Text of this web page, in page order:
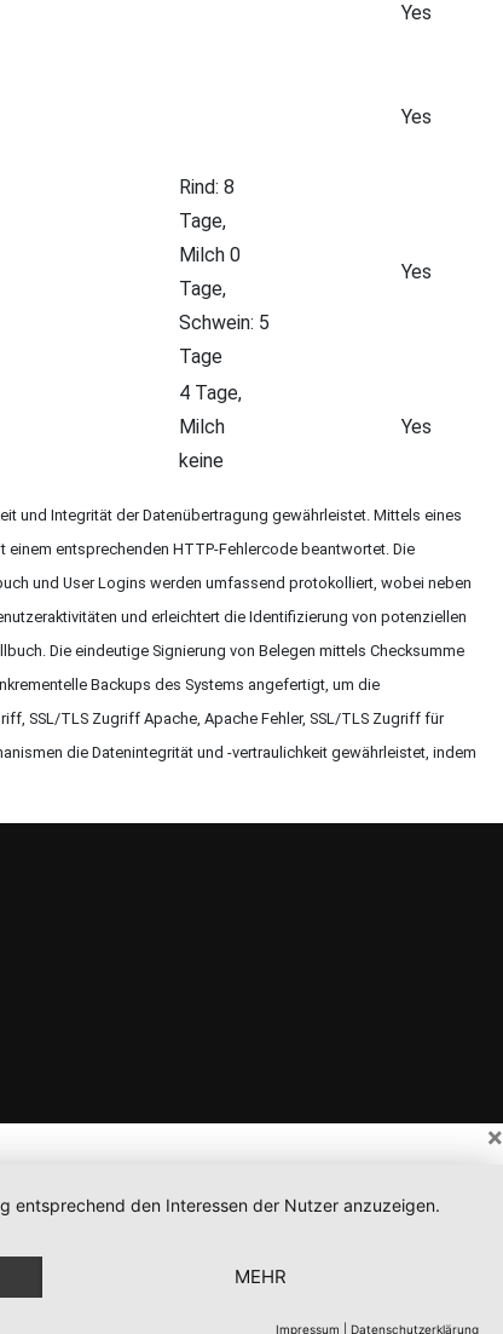
Yes
Yes
Rind: 8
Tage,
Milch 0
Tage,
Schwein: 5
Tage
Yes
4 Tage,
Milch
keine
Yes
und Integrität der Datenübertragung gewährleistet. Mittels eines
entsprechenden HTTP-Fehlercode beantwortet. Die
und User Logins werden umfassend protokolliert, wobei neben
und erleichtert die Identifizierung von potenziellen
Die eindeutige Signierung von Belegen mittels Checksumme
Backups des Systems angefertigt, um die
SSL/TLS Zugriff Apache, Apache Fehler, SSL/TLS Zugriff für
die Datenintegrität und -vertraulichkeit gewährleistet, indem
×
entsprechend den Interessen der Nutzer anzuzeigen.
MEHR
Impressum Datenschutzerklärung